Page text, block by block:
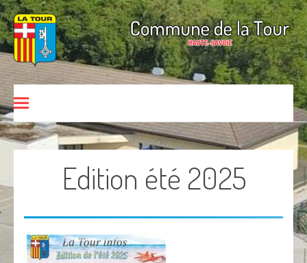
Aller au contenu
Commune de La Tour
HAUTE-SAVOIE
Edition été 2025